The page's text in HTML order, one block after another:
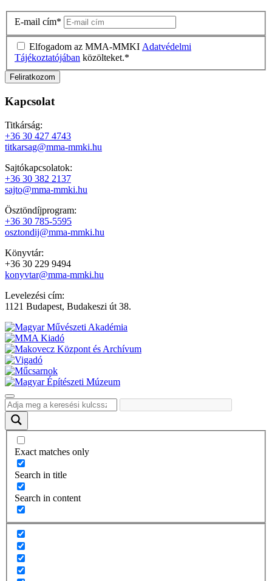
E-mail cím*
Elfogadom az MMA-MMKI Adatvédelmi
Tájékoztatójában közölteket.*
Kapcsolat
Titkárság:
+36 30 427 4743
titkarsag@mma-mmki.hu
Sajtókapcsolatok:
+36 30 382 2137
sajto@mma-mmki.hu
Ösztöndíjprogram:
+36 30 785-5595
osztondij@mma-mmki.hu
Könyvtár:
+36 30 229 9494
konyvtar@mma-mmki.hu
Levelezési cím:
1121 Budapest, Budakeszi út 38.
Exact matches only
Search in title
Search in content